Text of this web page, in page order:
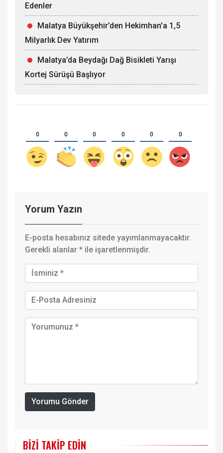
Edenler
Malatya Büyükşehir’den Hekimhan'a 1,5
Milyarlık Dev Yatırım
Malatya’da Beydağı Dağ Bisikleti Yarışı
Kortej Sürüşü Başlıyor
0 0 0 0 0 0
Yorum Yazın
E-posta hesabınız sitede yayımlanmayacaktır.
Gerekli alanlar * ile işaretlenmişdir.
Yorumu Gönder
BIZI TAKIP EDIN